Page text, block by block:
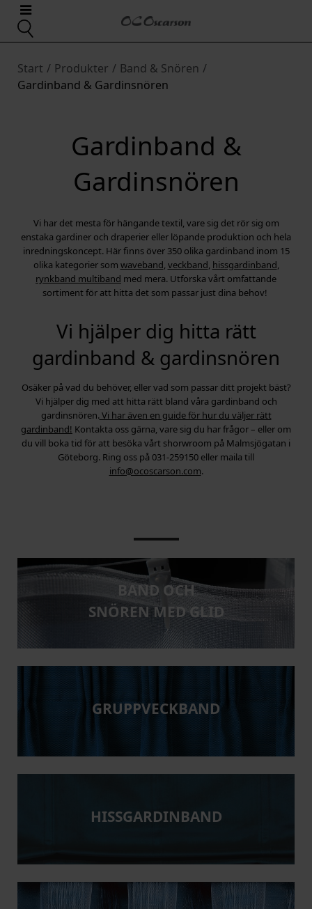
Start / Produkter / Band & Snören /
Gardinband & Gardinsnören
Gardinband &
Gardinsnören
Vi har det mesta för hängande textil, vare sig det rör sig om
enstaka gardiner och draperier eller löpande produktion och hela
inredningskoncept. Här finns över 350 olika gardinband inom 15
olika kategorier som waveband, veckband, hissgardinband,
rynkband multiband med mera. Utforska vårt omfattande
sortiment för att hitta det som passar just dina behov!
Vi hjälper dig hitta rätt
gardinband & gardinsnören
Osäker på vad du behöver, eller vad som passar ditt projekt bäst?
Vi hjälper dig med att hitta rätt bland våra gardinband och
gardinsnören.Vi har även en guide för hur du väljer rätt
gardinband! Kontakta oss gärna, vare sig du har frågor – eller om
du vill boka tid för att besöka vårt shorwroom på Malmsjögatan i
Göteborg. Ring oss på 031-259150 eller maila till
info@ocoscarson.com.
BAND OCH
SNÖREN MED GLID
GRUPPVECKBAND
HISSGARDINBAND